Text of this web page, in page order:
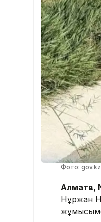
Фото: gov.kz
Алматв,
Нұржан